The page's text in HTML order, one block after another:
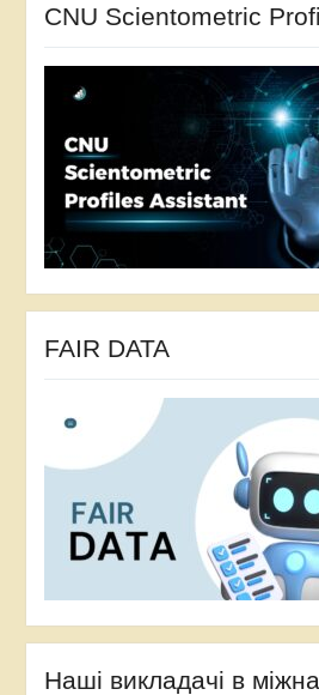
CNU Scientometric
FAIR DATA
Наші викладачі в